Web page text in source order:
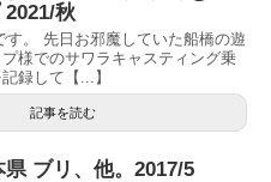
秋
す。 先日お邪魔していた船橋の遊
様でのサワラキャスティング乗
録して【...】
記事を読む
ブリ、他。2017/5